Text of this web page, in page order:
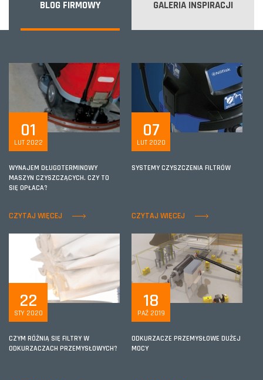
BLOG FIRMOWY GALERIA INSPIRACJI
01
LUT 2022
WYNAJEM DŁUGOTERMINOWY
MASZYN CZYSZCZĄCYCH. CZY TO
SIĘ OPŁACA?
CZYTAJ WIĘCEJ
07
LUT 2020
SYSTEMY CZYSZCZENIA FILTRÓW
CZYTAJ WIĘCEJ
22
STY 2020
CZYM RÓŻNIĄ SIĘ FILTRY W
ODKURZACZACH PRZEMYSŁOWYCH?
18
PAŹ 2019
ODKURZACZE PRZEMYSŁOWE DUŻEJ
MOCY